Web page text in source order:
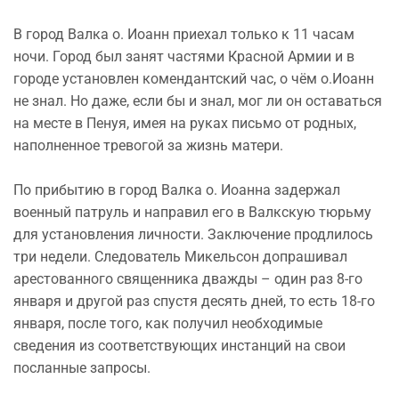
В город Валка о. Иоанн приехал только к 11 часам
ночи. Город был занят частями Красной Армии и в
городе установлен комендантский час, о чём о.Иоанн
не знал. Но даже, если бы и знал, мог ли он оставаться
на месте в Пенуя, имея на руках письмо от родных,
наполненное тревогой за жизнь матери.
По прибытию в город Валка о. Иоанна задержал
военный патруль и направил его в Валкскую тюрьму
для установления личности. Заключение продлилось
три недели. Следователь Микельсон допрашивал
арестованного священника дважды – один раз 8-го
января и другой раз спустя десять дней, то есть 18-го
января, после того, как получил необходимые
сведения из соответствующих инстанций на свои
посланные запросы.